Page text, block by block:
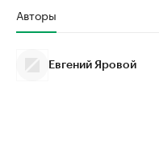
Авторы
Евгений Яровой